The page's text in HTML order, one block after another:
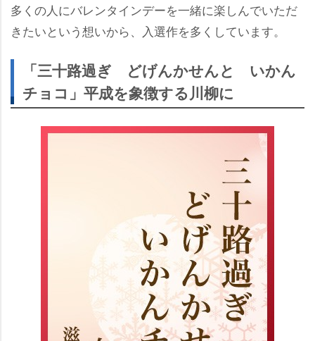
多くの人にバレンタインデーを一緒に楽しんでいただ
きたいという想いから、入選作を多くしています。
「三十路過ぎ どげんかせんと いかん
チョコ」平成を象徴する川柳に